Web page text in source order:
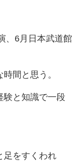
、6月日本武道館
間と思う。
験と知識で一段
足をすくわれ